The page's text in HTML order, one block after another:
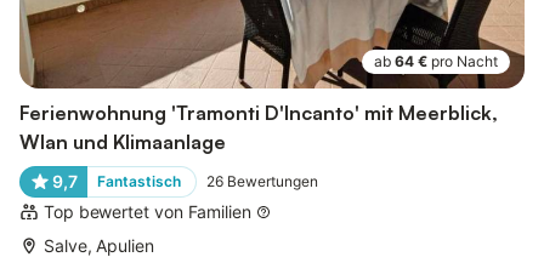
ab 64 € pro Nacht
Ferienwohnung 'Tramonti D'Incanto' mit Meerblick,
Wlan und Klimaanlage
9,7 Fantastisch 26 Bewertungen
Top bewertet von Familien
Salve, Apulien